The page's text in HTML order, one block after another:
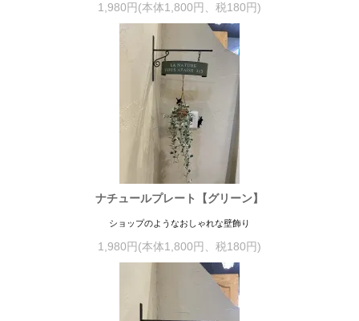
1,980円(本体1,800円、税180円)
ナチュールプレート【グリーン】
ショップのようなおしゃれな壁飾り
1,980円(本体1,800円、税180円)